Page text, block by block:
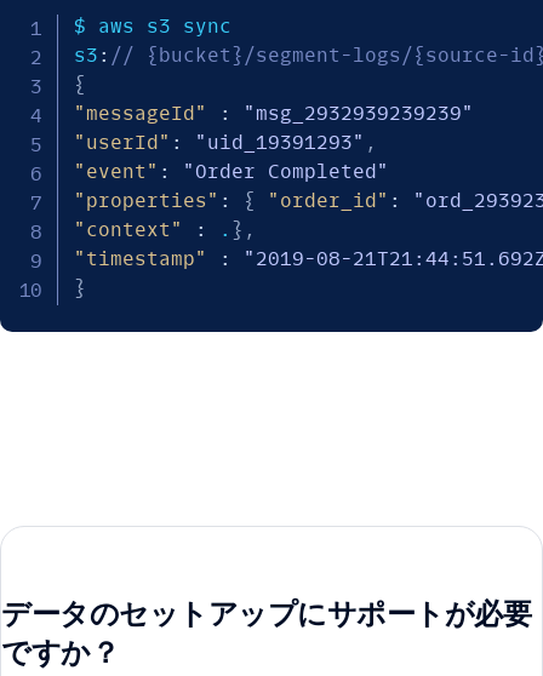
$ aws s3 sync
s3 : // {bucket}/segment-logs/{source-
{
"messageId"
:
"msg_2932939239239"
"userId" : "uid_19391293" ,
"event" :
"Order Completed"
"properties" : { "order_id" :
"context"
: . } ,
"timestamp"
:
"2019-08-
}
データのセットアップにサポートが必要
ですか？